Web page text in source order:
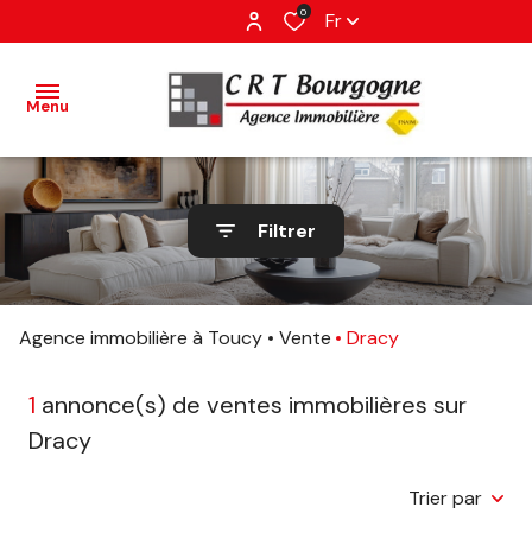
0 Fr
Menu
accueil
ventes
estimation
client
Filtrer
Agence immobilière à Toucy Vente Dracy
1 annonce(s) de ventes immobilières sur
Dracy
Trier par